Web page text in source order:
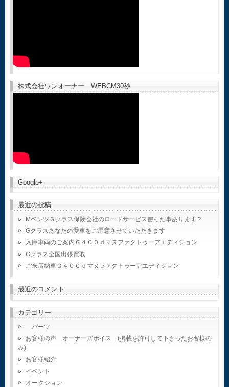
株式会社ワンオーナー WEBCM30秒
Google+
最近の投稿
MベンツＧクラス保険会社のロードサービス使った事あります？
Gクラスあなたの愛車をご用意させていただきます
入庫車両のご案内Ｇ４００ｄマヌファクトゥーアエディション
Gクラス全国出張買取
ご来店納車Ｇ４００ｄマヌファクトゥーアエディション
最近のコメント
カテゴリー
パーツ
お客様の声 オーナーズボイス (掲載を許可して下さったお客様の
み)
お客様紹介
イベント
オークション